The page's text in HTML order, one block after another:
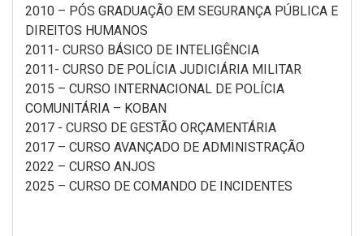
2010 – PÓS GRADUAÇÃO EM SEGURANÇA PÚBLICA E
DIREITOS HUMANOS
2011- CURSO BÁSICO DE INTELIGÊNCIA
2011- CURSO DE POLÍCIA JUDICIÁRIA MILITAR
2015 – CURSO INTERNACIONAL DE POLÍCIA
COMUNITÁRIA – KOBAN
2017 - CURSO DE GESTÃO ORÇAMENTÁRIA
2017 – CURSO AVANÇADO DE ADMINISTRAÇÃO
2022 – CURSO ANJOS
2025 – CURSO DE COMANDO DE INCIDENTES